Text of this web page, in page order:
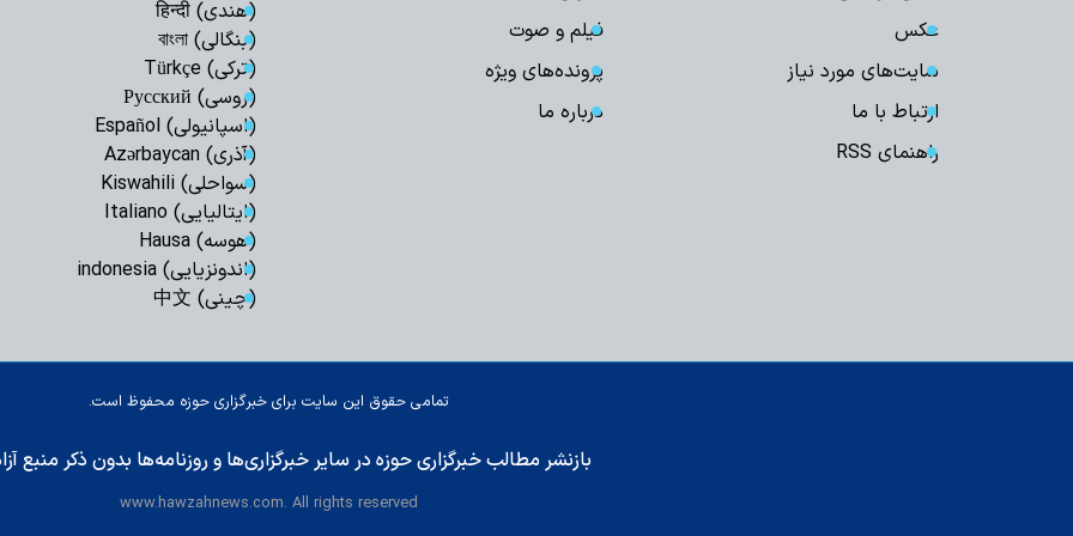
پس از عاشورا،
گوشی
برای روایت حقیقت
سوگند یاد کرده است
دشمنان می باشند
روحانیت از خبرنگاران
عکس
فیلم و صوت
سایت‌های مورد نیاز
پرونده‌های ویژه
ارتباط با ما
درباره ما
راهنمای RSS
(هندی) हिन्दी
(بنگالی) বাংলা
(ترکی) Türkçe
(روسی) Русский
(اسپانیولی) Español
(آذری) Azərbaycan
(سواحلی) Kiswahili
(ایتالیایی) Italiano
(هوسه) Hausa
(اندونزیایی) indonesia
(چینی) 中文
تمامی حقوق این سایت برای خبرگزاری حوزه محفوظ است.
بازنشر مطالب خبرگزاری حوزه در سایر خبرگزاری‌ها و روزنامه‌ها بدون ذکر منبع
www.hawzahnews.com. All rights reserved